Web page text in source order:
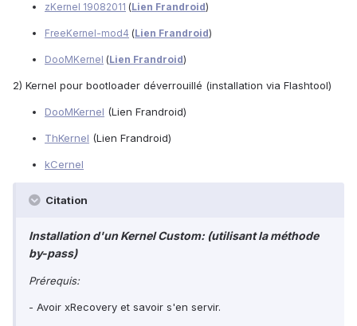
zKernel 19082011 (Lien Frandroid)
FreeKernel-mod4 (Lien Frandroid)
DooMKernel (Lien Frandroid)
2) Kernel pour bootloader déverrouillé (installation via Flashtool)
DooMKernel (Lien Frandroid)
ThKernel (Lien Frandroid)
kCernel
Citation
Installation d'un Kernel Custom: (utilisant la méthode
by-pass)
Prérequis:
- Avoir xRecovery et savoir s'en servir.